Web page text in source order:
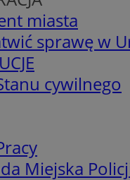
miasta
sprawę w
cywilnego
Miejska